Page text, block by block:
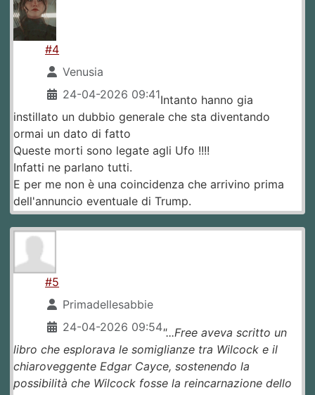
#4
Venusia
24-04-2026 09:41Intanto hanno gia
instillato un dubbio generale che sta diventando
ormai un dato di fatto
Queste morti sono legate agli Ufo !!!!
Infatti ne parlano tutti.
E per me non è una coincidenza che arrivino prima
dell'annuncio eventuale di Trump.
#5
Primadellesabbie
24-04-2026 09:54"...Free aveva scritto un
libro che esplorava le somiglianze tra Wilcock e il
chiaroveggente Edgar Cayce, sostenendo la
possibilità che Wilcock fosse la reincarnazione dello